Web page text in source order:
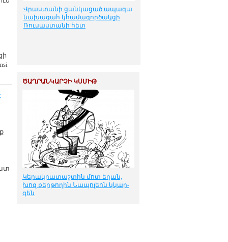
Վրաստանի ցանկացած ապագա
նախագահ կհամագործակցի
Ռուսաստանի հետ
ԾԱՂՐԱՆԿԱՐՉԻ ԿՍՄԻԹ
Կե­րակ­րա­տաշ­տին մոտ ե­ղան,
խոզ քեր­թո­ղին Նա­պո­լեոն կկար­
գեն